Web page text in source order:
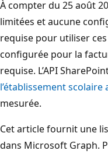
À compter du 25 août
limitées et aucune
requise pour utiliser
configurée pour la
requise. L’API
l’établissement scolaire
mesurée.
Cet article fournit une
dans Microsoft Graph.